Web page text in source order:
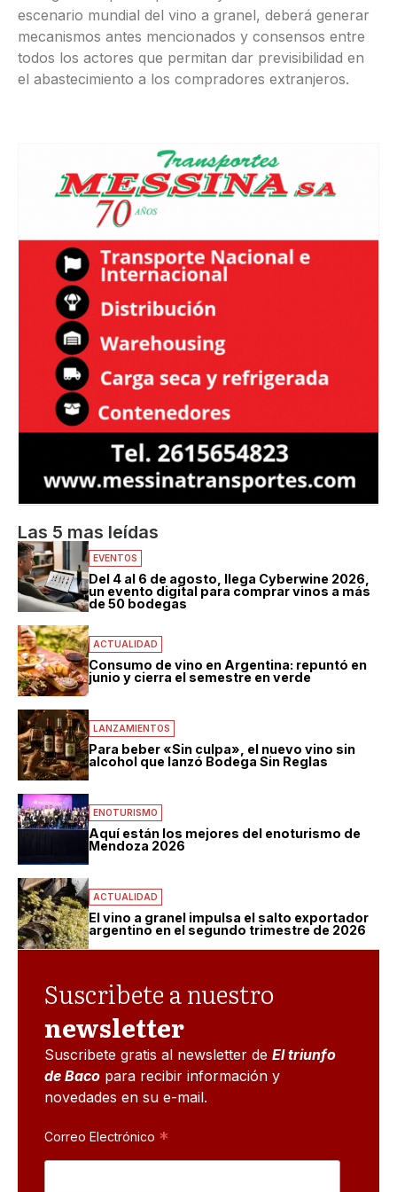
escenario mundial del vino a granel, deberá generar
mecanismos antes mencionados y consensos entre
todos los actores que permitan dar previsibilidad en
el abastecimiento a los compradores extranjeros.
Las 5 mas leídas
EVENTOS
Del 4 al 6 de agosto, llega Cyberwine 2026,
un evento digital para comprar vinos a más
de 50 bodegas
ACTUALIDAD
Consumo de vino en Argentina: repuntó en
junio y cierra el semestre en verde
LANZAMIENTOS
Para beber «Sin culpa», el nuevo vino sin
alcohol que lanzó Bodega Sin Reglas
ENOTURISMO
Aquí están los mejores del enoturismo de
Mendoza 2026
ACTUALIDAD
El vino a granel impulsa el salto exportador
argentino en el segundo trimestre de 2026
Suscribete a nuestro
newsletter
Suscribete gratis al newsletter de El triunfo
de Baco para recibir información y
novedades en su e-mail.
Correo Electrónico *